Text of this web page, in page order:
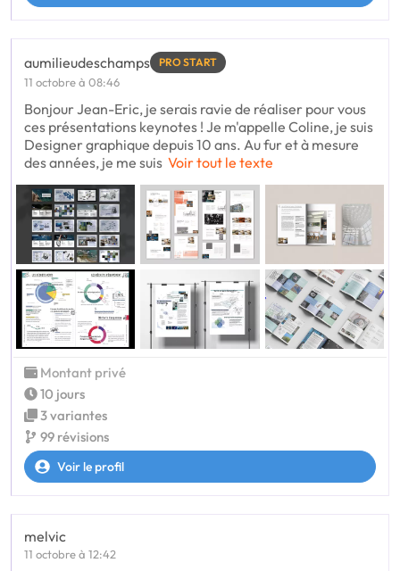
aumilieudeschamps PRO START
11 octobre à 08:46
Bonjour Jean-Eric, je serais ravie de réaliser pour vous
ces présentations keynotes ! Je m'appelle Coline, je suis
Designer graphique depuis 10 ans. Au fur et à mesure
des années, je me suis Voir tout le texte
Montant privé
10 jours
3 variantes
99 révisions
Voir le profil
melvic
11 octobre à 12:42